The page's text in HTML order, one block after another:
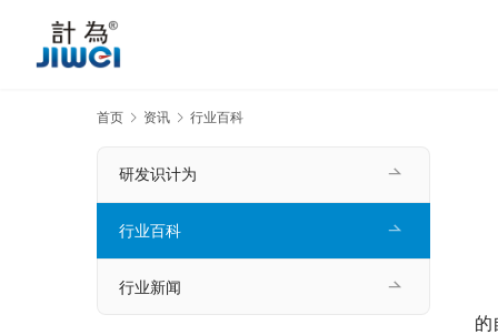
首页 资讯 行业百科
的
研发识计为
行业百科
行业新闻